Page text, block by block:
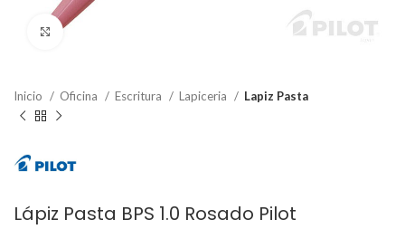
Clic para ampliar
Inicio Oficina Escritura Lapiceria Lapiz Pasta
Lápiz Pasta BPS 1.0 Rosado Pilot